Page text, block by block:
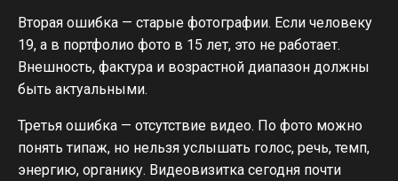
Вторая ошибка — старые фотографии. Если человеку
19, а в портфолио фото в 15 лет, это не работает.
Внешность, фактура и возрастной диапазон должны
быть актуальными.
Третья ошибка — отсутствие видео. По фото можно
понять типаж, но нельзя услышать голос, речь, темп,
энергию, органику. Видеовизитка сегодня почти